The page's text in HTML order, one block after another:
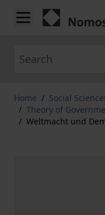
Skip to Content
Home / Social
/ Theory of
/ Weltmacht und